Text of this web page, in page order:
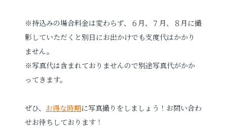
※持込みの場合料金は変わらず、６月、７月、８月に撮
影していただくと別日にお出かけでも支度代はかかり
ません。
※写真代は含まれておりませんので別途写真代がかか
ってきます。
ぜひ、 お得な時期に写真撮りをしましょう！お問い合わ
せお待ちしております！